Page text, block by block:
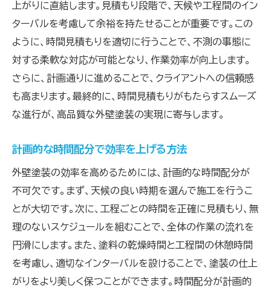
上がりに直結します。見積もり段階で、天候や工程間のイン
ターバルを考慮して余裕を持たせることが重要です。この
ように、時間見積もりを適切に行うことで、不測の事態に
対する柔軟な対応が可能となり、作業効率が向上します。
さらに、計画通りに進めることで、クライアントへの信頼感
も高まります。最終的に、時間見積もりがもたらすスムーズ
な進行が、高品質な外壁塗装の実現に寄与します。
計画的な時間配分で効率を上げる方法
外壁塗装の効率を高めるためには、計画的な時間配分が
不可欠です。まず、天候の良い時期を選んで施工を行うこ
とが大切です。次に、工程ごとの時間を正確に見積もり、無
理のないスケジュールを組むことで、全体の作業の流れを
円滑にします。また、塗料の乾燥時間と工程間の休憩時間
を考慮し、適切なインターバルを設けることで、塗装の仕上
がりをより美しく保つことができます。時間配分が計画的